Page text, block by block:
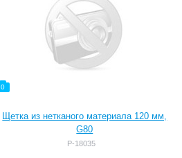
0
Щетка из нетканого материала 120 мм,
G80
P-18035